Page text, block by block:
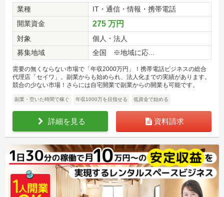
業種
IT・通信・情報・携帯電話
開業資金
275 万円
対象
個人・法人
募集地域
全国 ※地域に応...
需要の無くならない市場で「年収2000万円」！携帯電話ビジネスの総合
代理店「セイワ」。副業からも始められ、法人化までの実績があります。
競合の少ない市場！さらには自宅開業で副業からの開業も可能です。
副業・空いた時間で稼ぐ 年収1000万を目指せる 低資金で始める
詳細を見る 資料請求